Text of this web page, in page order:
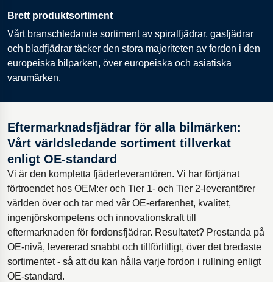
Brett produktsortiment
Vårt branschledande sortiment av spiralfjädrar, gasfjädrar
och bladfjädrar täcker den stora majoriteten av fordon i den
europeiska bilparken, över europeiska och asiatiska
varumärken.
Eftermarknadsfjädrar för alla bilmärken:
Vårt världsledande sortiment tillverkat
enligt OE-standard
Vi är den kompletta fjäderleverantören. Vi har förtjänat
förtroendet hos OEM:er och Tier 1- och Tier 2-leverantörer
världen över och tar med vår OE-erfarenhet, kvalitet,
ingenjörskompetens och innovationskraft till
eftermarknaden för fordonsfjädrar. Resultatet? Prestanda på
OE-nivå, levererad snabbt och tillförlitligt, över det bredaste
sortimentet - så att du kan hålla varje fordon i rullning enligt
OE-standard.